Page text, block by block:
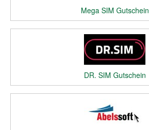
Mega SIM Gutschein
DR. SIM Gutschein